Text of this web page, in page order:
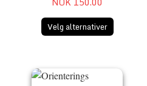
Velg alternativer
Orienterings kompass